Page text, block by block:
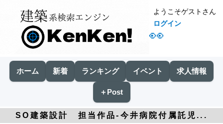
👀
ようこそゲストさん
ログイン
ホーム 新着 ランキング イベント 求人情報
＋Post
SO建築設計 担当作品-今井病院付属託児...